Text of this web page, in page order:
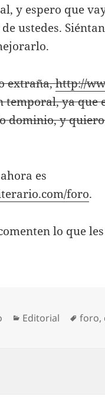
y espero que
ustedes.
extraña,http://
temporal, ya que
dominio, y
es
foro.
lo que
Categorías
Editorial foro,